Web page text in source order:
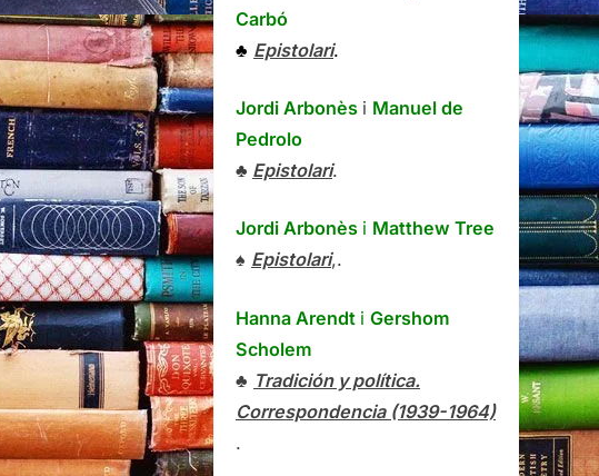
Carbó
♣ Epistolari.
Jordi Arbonès i Manuel de
Pedrolo
♣ Epistolari.
Jordi Arbonès i Matthew Tree
♠ Epistolari,.
Hanna Arendt i Gershom
Scholem
♣ Tradición y política.
Correspondencia (1939-1964)
.